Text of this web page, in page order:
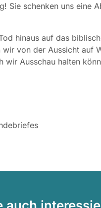
Sie schenken uns eine
hinaus auf das
wir von der Aussicht auf
Ausschau halten